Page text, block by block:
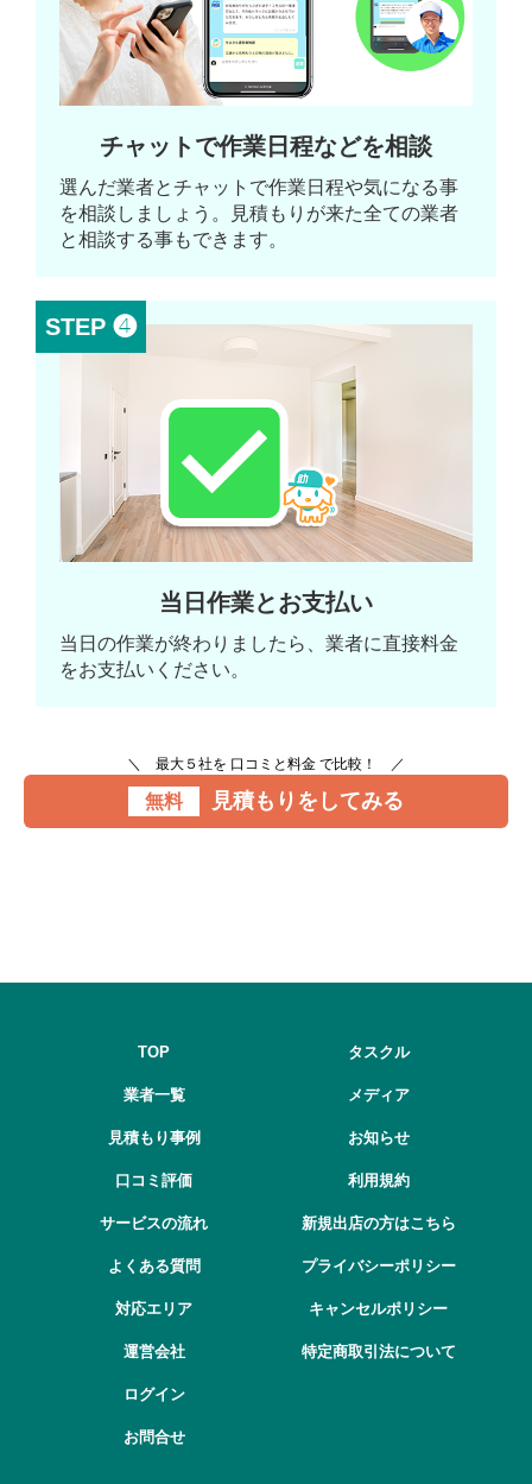
チャットで作業日程などを相談
選んだ業者とチャットで作業日程や気になる事
を相談しましょう。見積もりが来た全ての業者
と相談する事もできます。
STEP ❹
当日作業とお支払い
当日の作業が終わりましたら、業者に直接料金
をお支払いください。
＼ 最大５社を 口コミと料金 で比較！ ／
無料 見積もりをしてみる
TOP
業者一覧
見積もり事例
口コミ評価
サービスの流れ
よくある質問
対応エリア
運営会社
ログイン
お問合せ
タスクル
メディア
お知らせ
利用規約
新規出店の方はこちら
プライバシーポリシー
キャンセルポリシー
特定商取引法について